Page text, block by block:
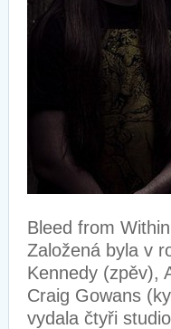
Bleed from
Založená byla v
Kennedy (zpěv),
Craig Gowans
vydala čtyři